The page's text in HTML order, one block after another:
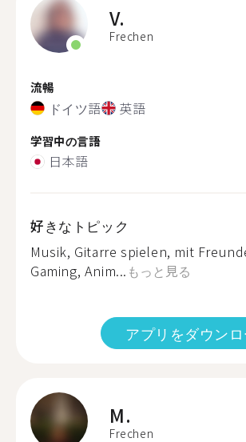
V.
Frechen
流暢
ドイツ語 英語
学習中の言語
日本語
好きなトピック
Musik, Gitarre spielen, mit
Gaming, Anim... もっと見る
アプリをダウン
M.
Frechen